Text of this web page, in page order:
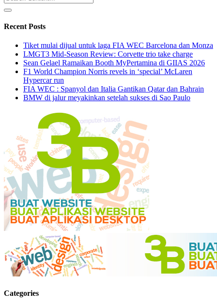
for:
Recent Posts
Tiket mulai dijual untuk laga FIA WEC Barcelona dan Monza
LMGT3 Mid-Season Review: Corvette trio take charge
Sean Gelael Ramaikan Booth MyPertamina di GIIAS 2026
F1 World Champion Norris revels in ‘special’ McLaren
Hypercar run
FIA WEC : Spanyol dan Italia Gantikan Qatar dan Bahrain
BMW di jalur meyakinkan setelah sukses di Sao Paulo
Categories